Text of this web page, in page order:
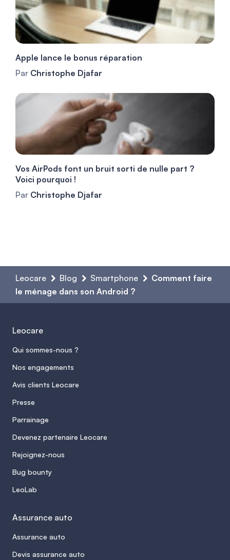
Leocare Blog Smartphone
Comment faire
le ménage dans son Android ?
Apple lance le bonus réparation
Par Christophe Djafar
Vos AirPods font un bruit sorti de nulle part ?
Voici pourquoi !
Par Christophe Djafar
Leocare
Qui sommes-nous ?
Nos engagements
Avis clients Leocare
Presse
Parrainage
Devenez partenaire Leocare
Rejoignez-nous
Bug bounty
LeoLab
Assurance auto
Assurance auto
Devis assurance auto